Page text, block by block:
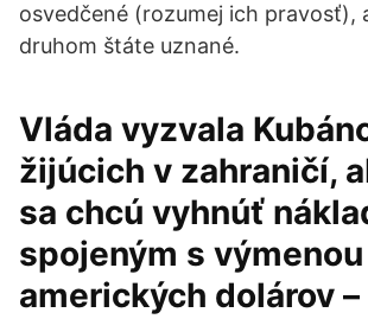
osvedčené (rozumej ich pravosť),
druhom štáte uznané.
Vláda vyzvala
žijúcich v zahraničí,
sa chcú vyhnúť
spojeným s výmenou
amerických dolárov